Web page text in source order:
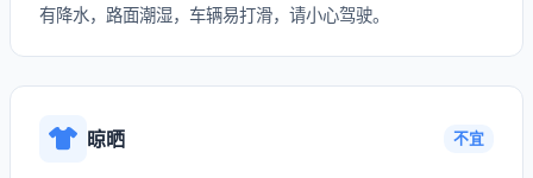
有降水，路面潮湿，车辆易打滑，请小心驾驶。
晾晒 不宜